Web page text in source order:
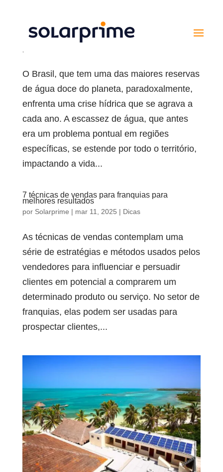
Crise hídrica no Brasil: fique por dentro do
contexto histórico
O Brasil, que tem uma das maiores reservas
de água doce do planeta, paradoxalmente,
enfrenta uma crise hídrica que se agrava a
cada ano. A escassez de água, que antes
era um problema pontual em regiões
específicas, se estende por todo o território,
impactando a vida...
7 técnicas de vendas para franquias para
melhores resultados
por Solarprime | mar 11, 2025 | Dicas
As técnicas de vendas contemplam uma
série de estratégias e métodos usados pelos
vendedores para influenciar e persuadir
clientes em potencial a comprarem um
determinado produto ou serviço. No setor de
franquias, elas podem ser usadas para
prospectar clientes,...